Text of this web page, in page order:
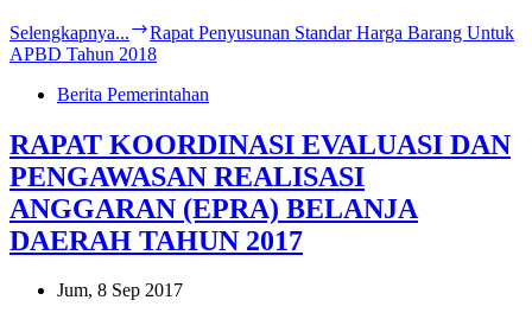
Selengkapnya...
Rapat Penyusunan Standar Harga Barang Untuk
APBD Tahun 2018
Berita Pemerintahan
RAPAT KOORDINASI EVALUASI DAN
PENGAWASAN REALISASI
ANGGARAN (EPRA) BELANJA
DAERAH TAHUN 2017
Jum, 8 Sep 2017